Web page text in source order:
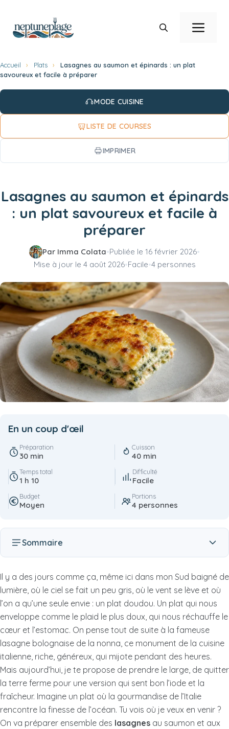
contenu
Accueil › Plats ›
Lasagnes au saumon et épinards : un plat
savoureux et facile à préparer
Lasagnes au saumon et épinards
: un plat savoureux et facile à
préparer
MODE CUISINE
LISTE DE COURSES
IMPRIMER
Par Imma Colata•Publiée le 16 février 2026•
Mise à jour le 4 août 2026•Facile•4 personnes
En un coup d'œil
Préparation
30 min
Cuisson
40 min
Temps total
1 h 10
Difficulté
Facile
Budget
Moyen
Portions
4 personnes
Sommaire
Il y a des jours comme ça, même ici dans mon Sud baigné de
lumière, où le ciel se fait un peu gris, où le vent se lève et où
l’on a qu’une seule envie : un plat doudou. Un plat qui nous
enveloppe comme le plaid le plus doux, qui nous réchauffe le
cœur et l’estomac. On pense tout de suite à la fameuse
lasagne bolognaise de la nonna, ce monument de la cuisine
italienne, riche, généreux, qui mijote pendant des heures.
Mais aujourd’hui, je te propose de prendre le large, de quitter
la terre ferme pour une version qui sent bon l’iode et la
fraîcheur. Imagine un plat où la gourmandise de l’Italie
rencontre la finesse de l’océan. Tu vois où je veux en venir ?
On va préparer ensemble des lasagnes au saumon et aux